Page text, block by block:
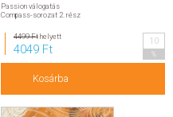
Passion válogatás
Compass-sorozat 2. rész
4499 Fthelyett
4049 Ft
10
Kosárba